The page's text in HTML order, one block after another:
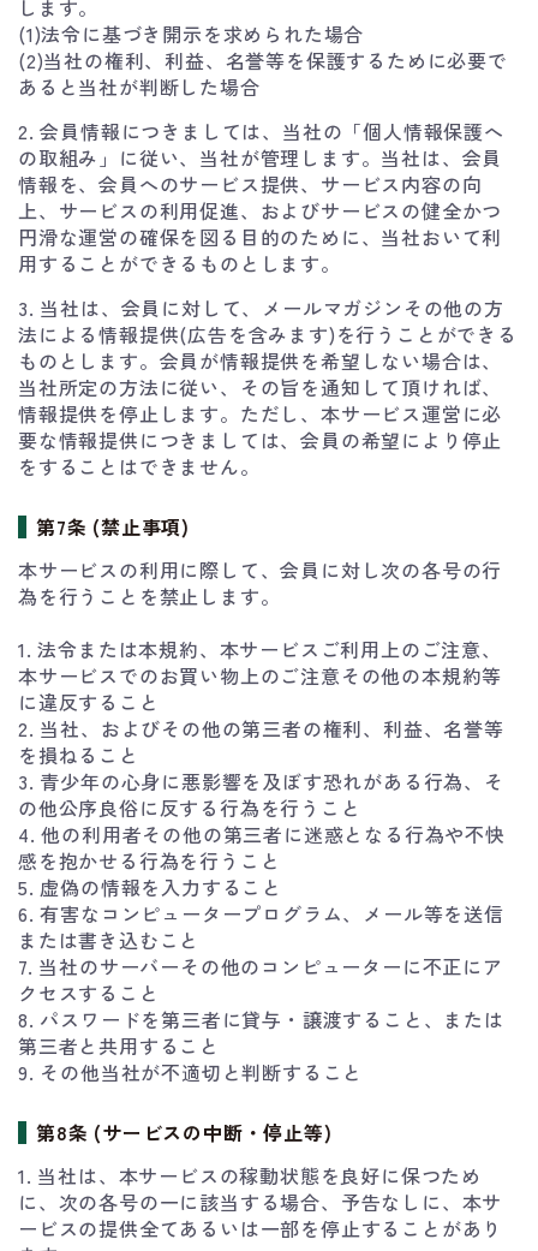
します。
(1)法令に基づき開示を求められた場合
(2)当社の権利、利益、名誉等を保護するために必要で
あると当社が判断した場合
2. 会員情報につきましては、当社の「個人情報保護へ
の取組み」に従い、当社が管理します。当社は、会員
情報を、会員へのサービス提供、サービス内容の向
上、サービスの利用促進、およびサービスの健全かつ
円滑な運営の確保を図る目的のために、当社おいて利
用することができるものとします。
3. 当社は、会員に対して、メールマガジンその他の方
法による情報提供(広告を含みます)を行うことができる
ものとします。会員が情報提供を希望しない場合は、
当社所定の方法に従い、その旨を通知して頂ければ、
情報提供を停止します。ただし、本サービス運営に必
要な情報提供につきましては、会員の希望により停止
をすることはできません。
第7条 (禁止事項)
本サービスの利用に際して、会員に対し次の各号の行
為を行うことを禁止します。
1. 法令または本規約、本サービスご利用上のご注意、
本サービスでのお買い物上のご注意その他の本規約等
に違反すること
2. 当社、およびその他の第三者の権利、利益、名誉等
を損ねること
3. 青少年の心身に悪影響を及ぼす恐れがある行為、そ
の他公序良俗に反する行為を行うこと
4. 他の利用者その他の第三者に迷惑となる行為や不快
感を抱かせる行為を行うこと
5. 虚偽の情報を入力すること
6. 有害なコンピュータープログラム、メール等を送信
または書き込むこと
7. 当社のサーバーその他のコンピューターに不正にア
クセスすること
8. パスワードを第三者に貸与・譲渡すること、または
第三者と共用すること
9. その他当社が不適切と判断すること
第8条 (サービスの中断・停止等)
1. 当社は、本サービスの稼動状態を良好に保つため
に、次の各号の一に該当する場合、予告なしに、本サ
ービスの提供全てあるいは一部を停止することがあり